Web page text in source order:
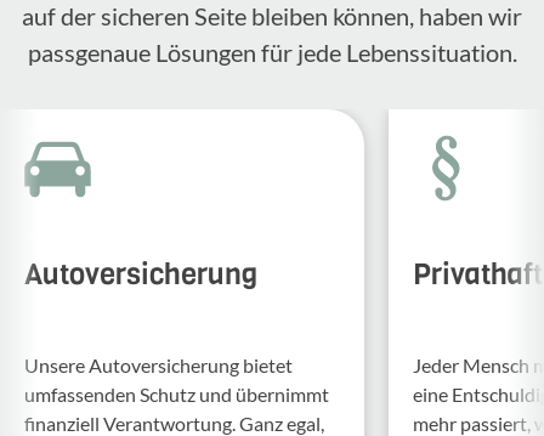
auf der sicheren Seite bleiben können, haben wir
passgenaue Lösungen für jede Lebenssituation.
Autoversicherung
Unsere Auto­ver­si­che­rung bietet
umfas­senden Schutz und über­nimmt
finan­ziell Verant­wor­tung. Ganz egal,
Jeder Mensch
eine
mehr passiert,